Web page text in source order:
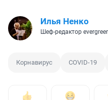
Илья Ненко
Шеф-редактор
Корнавирус COVID-19